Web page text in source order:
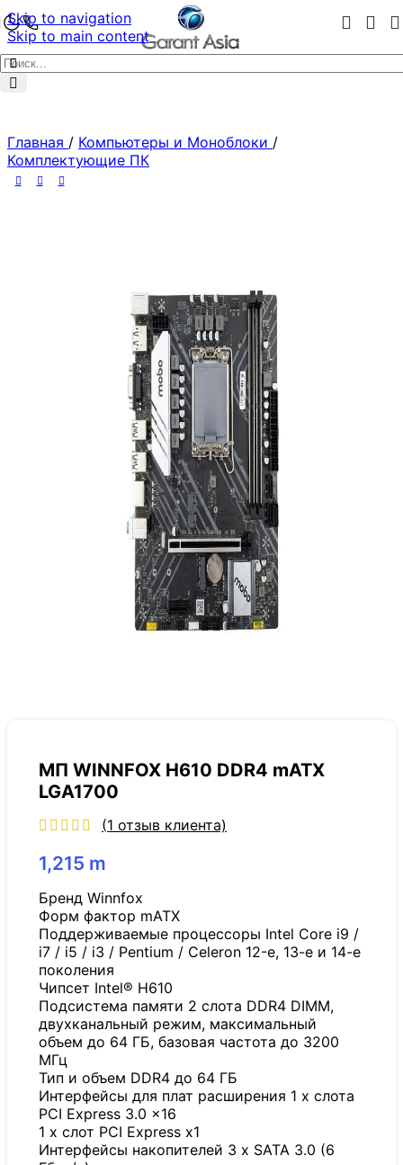
Skip to navigation
Skip to main content
Главная / Компьютеры и Моноблоки /
Комплектующие ПК
МП WINNFOX H610 DDR4 mATX
LGA1700
(1 отзыв клиента)
1,215 m
Бренд Winnfox
Форм фактор mATX
Поддерживаемые процессоры Intel Core i9 /
i7 / i5 / i3 / Pentium / Celeron 12-е, 13-е и 14-е
поколения
Чипсет Intel® H610
Подсистема памяти 2 слота DDR4 DIMM,
двухканальный режим, максимальный
объем до 64 ГБ, базовая частота до 3200
МГц
Тип и объем DDR4 до 64 ГБ
Интерфейсы для плат расширения 1 x слота
PCI Express 3.0 x16
1 x слот PCI Express x1
Интерфейсы накопителей 3 x SATA 3.0 (6